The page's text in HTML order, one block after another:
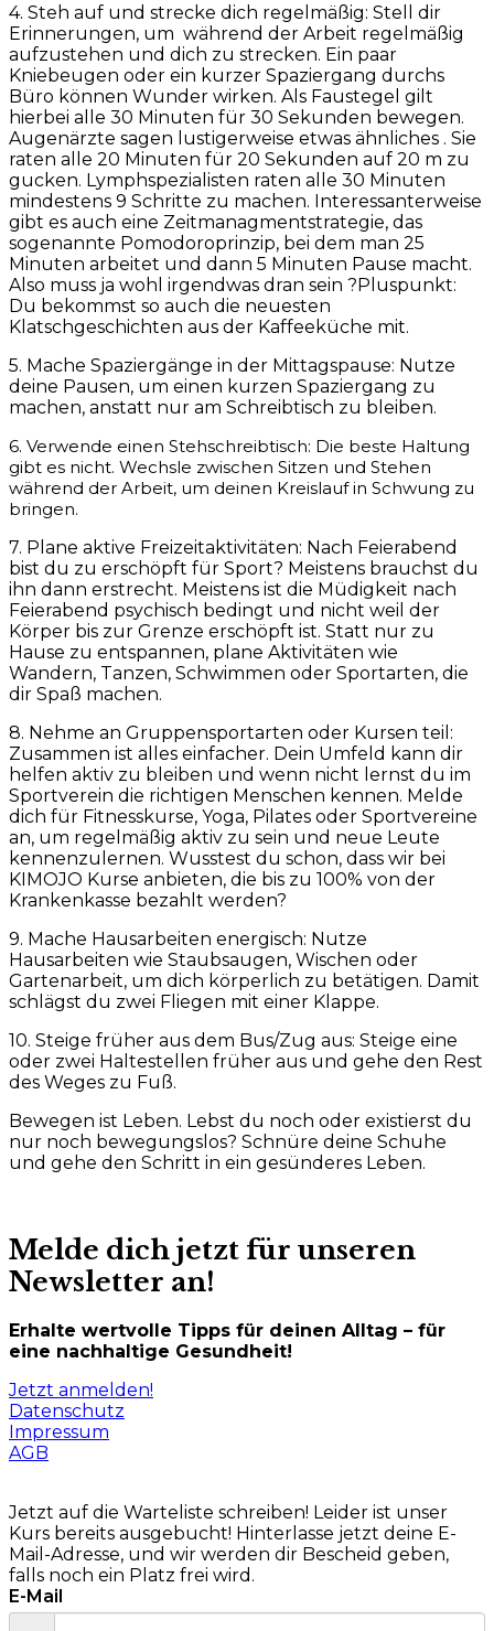
4. Steh auf und strecke dich regelmäßig: Stell dir
Erinnerungen, um während der Arbeit regelmäßig
aufzustehen und dich zu strecken. Ein paar
Kniebeugen oder ein kurzer Spaziergang durchs
Büro können Wunder wirken. Als Faustegel gilt
hierbei alle 30 Minuten für 30 Sekunden bewegen.
Augenärzte sagen lustigerweise etwas ähnliches . Sie
raten alle 20 Minuten für 20 Sekunden auf 20 m zu
gucken. Lymphspezialisten raten alle 30 Minuten
mindestens 9 Schritte zu machen. Interessanterweise
gibt es auch eine Zeitmanagmentstrategie, das
sogenannte Pomodoroprinzip, bei dem man 25
Minuten arbeitet und dann 5 Minuten Pause macht.
Also muss ja wohl irgendwas dran sein ?Pluspunkt:
Du bekommst so auch die neuesten
Klatschgeschichten aus der Kaffeeküche mit.
5. Mache Spaziergänge in der Mittagspause: Nutze
deine Pausen, um einen kurzen Spaziergang zu
machen, anstatt nur am Schreibtisch zu bleiben.
6. Verwende einen Stehschreibtisch: Die beste Haltung
gibt es nicht. Wechsle zwischen Sitzen und Stehen
während der Arbeit, um deinen Kreislauf in Schwung zu
bringen.
7. Plane aktive Freizeitaktivitäten: Nach Feierabend
bist du zu erschöpft für Sport? Meistens brauchst du
ihn dann erstrecht. Meistens ist die Müdigkeit nach
Feierabend psychisch bedingt und nicht weil der
Körper bis zur Grenze erschöpft ist. Statt nur zu
Hause zu entspannen, plane Aktivitäten wie
Wandern, Tanzen, Schwimmen oder Sportarten, die
dir Spaß machen.
8. Nehme an Gruppensportarten oder Kursen teil:
Zusammen ist alles einfacher. Dein Umfeld kann dir
helfen aktiv zu bleiben und wenn nicht lernst du im
Sportverein die richtigen Menschen kennen. Melde
dich für Fitnesskurse, Yoga, Pilates oder Sportvereine
an, um regelmäßig aktiv zu sein und neue Leute
kennenzulernen. Wusstest du schon, dass wir bei
KIMOJO Kurse anbieten, die bis zu 100% von der
Krankenkasse bezahlt werden?
9. Mache Hausarbeiten energisch: Nutze
Hausarbeiten wie Staubsaugen, Wischen oder
Gartenarbeit, um dich körperlich zu betätigen. Damit
schlägst du zwei Fliegen mit einer Klappe.
10. Steige früher aus dem Bus/Zug aus: Steige eine
oder zwei Haltestellen früher aus und gehe den Rest
des Weges zu Fuß.
Bewegen ist Leben. Lebst du noch oder existierst du
nur noch bewegungslos? Schnüre deine Schuhe
und gehe den Schritt in ein gesünderes Leben.
Melde dich jetzt für unseren
Newsletter an!
Erhalte wertvolle Tipps für deinen Alltag – für
eine nachhaltige Gesundheit!
Jetzt anmelden!
Datenschutz
Impressum
AGB
Jetzt auf die Warteliste schreiben! Leider ist unser
Kurs bereits ausgebucht! Hinterlasse jetzt deine E-
Mail-Adresse, und wir werden dir Bescheid geben,
falls noch ein Platz frei wird.
E-Mail